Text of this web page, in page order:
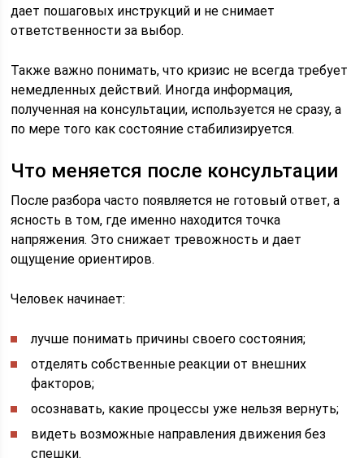
дает пошаговых инструкций и не снимает
ответственности за выбор.
Также важно понимать, что кризис не всегда требует
немедленных действий. Иногда информация,
полученная на консультации, используется не сразу, а
по мере того как состояние стабилизируется.
Что меняется после консультации
После разбора часто появляется не готовый ответ, а
ясность в том, где именно находится точка
напряжения. Это снижает тревожность и дает
ощущение ориентиров.
Человек начинает:
лучше понимать причины своего состояния;
отделять собственные реакции от внешних
факторов;
осознавать, какие процессы уже нельзя вернуть;
видеть возможные направления движения без
спешки.